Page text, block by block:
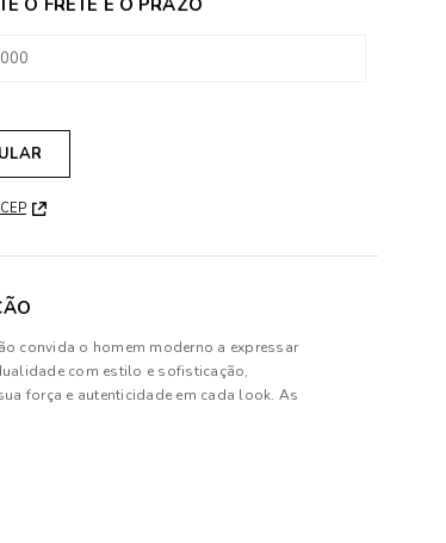
convida o homem moderno a expressar
com estilo e sofisticação,
força e autenticidade em cada look. As
priorizando modelagens